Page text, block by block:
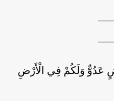
عَدُوٌّ وَلَكُمْ فِي الْأَرْضِ